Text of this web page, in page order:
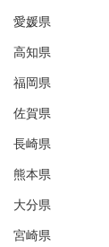
愛媛県
高知県
福岡県
佐賀県
長崎県
熊本県
大分県
宮崎県